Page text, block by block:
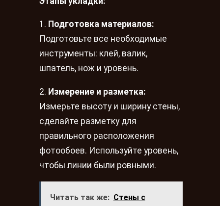
1. Подготовка материалов:
Подготовьте все необходимые
инструменты: клей, валик,
шпатель, нож и уровень.
2. Измерение и разметка:
Измерьте высоту и ширину стены,
сделайте разметку для
правильного расположения
фотообоев. Используйте уровень,
чтобы линии были ровными.
Читать так же: Стены с